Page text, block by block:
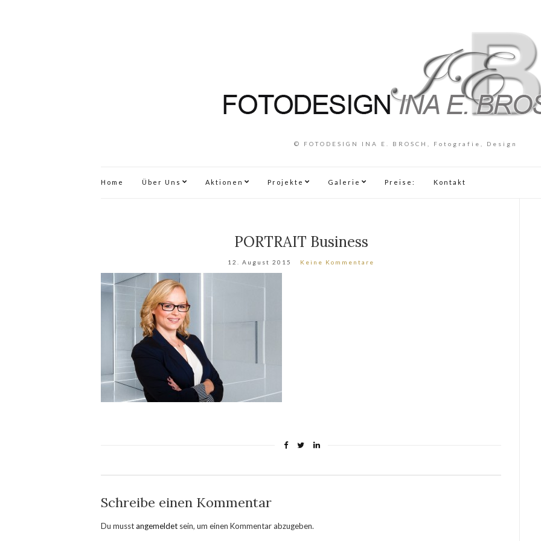
© FOTODESIGN INA E. BROSCH, Fotografie, Design
Home Über Uns Aktionen Projekte Galerie Preise: Kontakt
PORTRAIT Business
12. August 2015 Keine Kommentare
Schreibe einen Kommentar
Du musstangemeldet sein, um einen Kommentar abzugeben.